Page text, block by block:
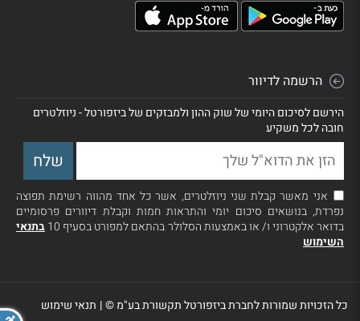
הרשמה לדיוור
הירשם לסיכום היומי של שוק ההון ולמבזקים של ביזפורטל - ניוזלטרים
חובה לכל משקיע
אני מאשר קבלת שני ניוזלטרים, אשר כל אחד מהווה רשימת תפוצה
נפרדת, בנושאים סיכום יומי והתראות חמות וקבלת דיוורים פרסומיים
בדואר אלקטרוני ו/ או באמצעות הסלולר בהתאם למפורט בסעיף 10
בתנאי
השימוש
כל הזכויות שמורות לחברת ביזפורטל תקשורת בע"מ ©| תנאי שימוש